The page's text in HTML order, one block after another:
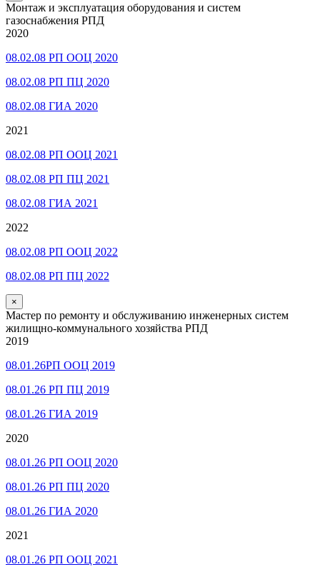
Монтаж и эксплуатация оборудования и систем
газоснабжения РПД
2020
08.02.08 РП ООЦ 2020
08.02.08 РП ПЦ 2020
08.02.08 ГИА 2020
2021
08.02.08 РП ООЦ 2021
08.02.08 РП ПЦ 2021
08.02.08 ГИА 2021
2022
08.02.08 РП ООЦ 2022
08.02.08 РП ПЦ 2022
×
Мастер по ремонту и обслуживанию инженерных систем
жилищно-коммунального хозяйства РПД
2019
08.01.26РП ООЦ 2019
08.01.26 РП ПЦ 2019
08.01.26 ГИА 2019
2020
08.01.26 РП ООЦ 2020
08.01.26 РП ПЦ 2020
08.01.26 ГИА 2020
2021
08.01.26 РП ООЦ 2021